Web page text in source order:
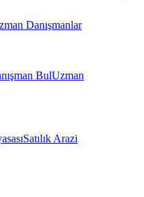
Danışmanlar
BulUzman
Satılık Arazi